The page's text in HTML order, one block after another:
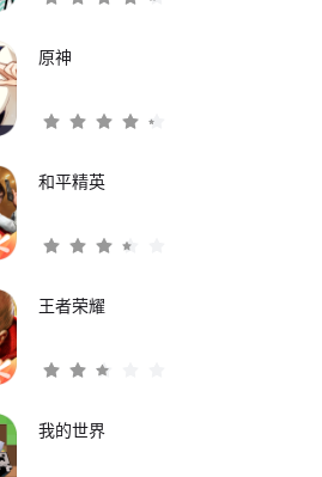
原神
和平精英
王者荣耀
我的世界